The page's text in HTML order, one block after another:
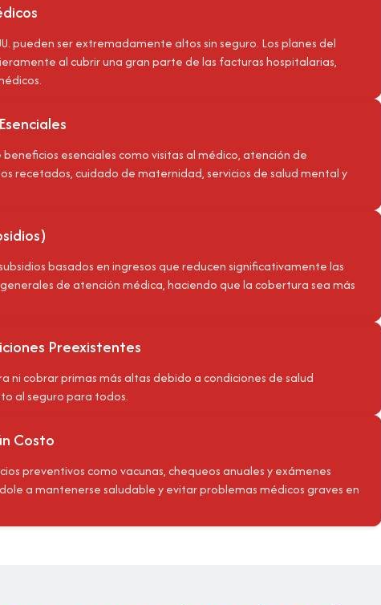
pueden ser extremadamente altos sin seguro. Los planes del
al cubrir una gran parte de las facturas hospitalarias,
esenciales como visitas al médico, atención de
recetados, cuidado de maternidad, servicios de salud mental y
basados en ingresos que reducen significativamente las
de atención médica, haciendo que la cobertura sea más
Preexistentes
ni cobrar primas más altas debido a condiciones de salud
al seguro para todos.
Costo
preventivos como vacunas, chequeos anuales y exámenes
a mantenerse saludable y evitar problemas médicos graves en